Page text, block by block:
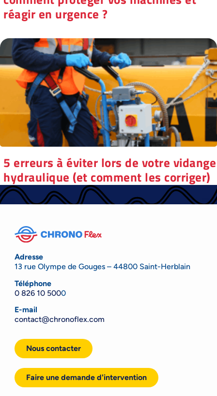
réagir en urgence ?
5 erreurs à éviter lors de votre vidange
hydraulique (et comment les corriger)
Adresse
13 rue Olympe de Gouges – 44800 Saint-Herblain
Téléphone
0 826 10 5000
E-mail
contact@chronoflex.com
Nous contacter
Faire une demande d'intervention